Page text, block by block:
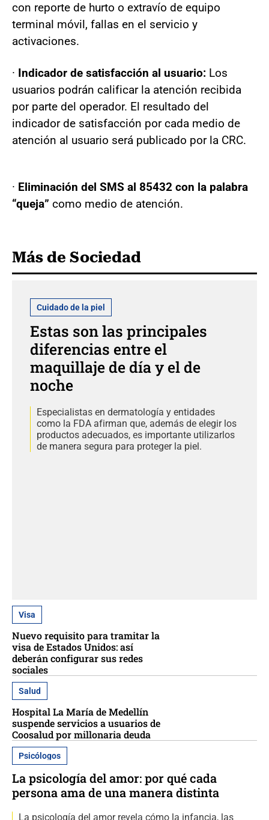
con reporte de hurto o extravío de equipo
terminal móvil, fallas en el servicio y
activaciones.
· Indicador de satisfacción al usuario: Los
usuarios podrán calificar la atención recibida
por parte del operador. El resultado del
indicador de satisfacción por cada medio de
atención al usuario será publicado por la CRC.
· Eliminación del SMS al 85432 con la palabra
“queja” como medio de atención.
Más de Sociedad
Cuidado de la piel
Estas son las principales
diferencias entre el
maquillaje de día y el de
noche
Especialistas en dermatología y entidades
como la FDA afirman que, además de elegir los
productos adecuados, es importante utilizarlos
de manera segura para proteger la piel.
Visa
Nuevo requisito para tramitar la
visa de Estados Unidos: así
deberán configurar sus redes
sociales
Salud
Hospital La María de Medellín
suspende servicios a usuarios de
Coosalud por millonaria deuda
Psicólogos
La psicología del amor: por qué cada
persona ama de una manera distinta
La psicología del amor revela cómo la infancia, las